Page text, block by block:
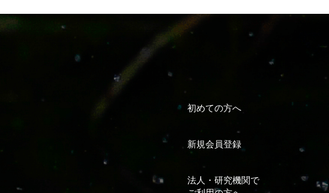
初めての方へ
新規会員登録
法人・研究機関で